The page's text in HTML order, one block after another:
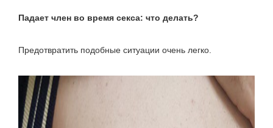
Падает член во время секса: что делать?
Предотвратить подобные ситуации очень легко.